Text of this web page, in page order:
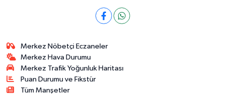
Merkez Nöbetçi Eczaneler
Merkez Hava Durumu
Merkez Trafik Yoğunluk Haritası
Puan Durumu ve Fikstür
Tüm Manşetler